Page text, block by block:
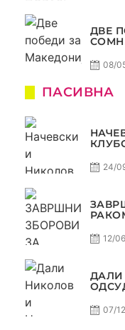
ДВЕ
08/
ПАСИВНА
С5Е2
24/
С4Е11
12/
ДАЛИ
07/